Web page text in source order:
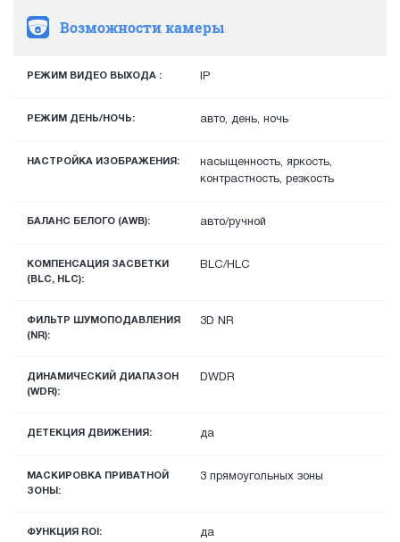
Возможности камеры
РЕЖИМ ВИДЕО ВЫХОДА : IP
РЕЖИМ ДЕНЬ/НОЧЬ: авто, день, ночь
НАСТРОЙКА ИЗОБРАЖЕНИЯ:
насыщенность, яркость,
контрастность, резкость
БАЛАНС БЕЛОГО (AWB): авто/ручной
КОМПЕНСАЦИЯ ЗАСВЕТКИ
(BLC, HLC):
BLC/HLC
ФИЛЬТР ШУМОПОДАВЛЕНИЯ
(NR):
3D NR
ДИНАМИЧЕСКИЙ ДИАПАЗОН
(WDR):
DWDR
ДЕТЕКЦИЯ ДВИЖЕНИЯ: да
МАСКИРОВКА ПРИВАТНОЙ
ЗОНЫ:
3 прямоугольных зоны
ФУНКЦИЯ ROI: да